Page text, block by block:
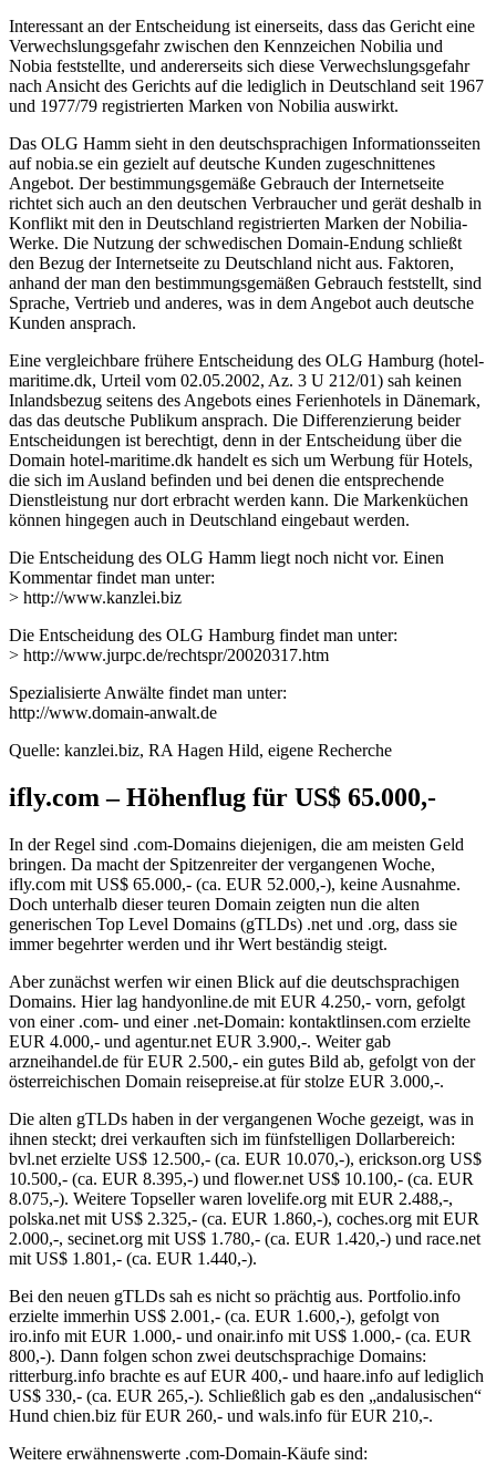
Interessant an der Entscheidung ist einerseits, dass das Gericht eine
Verwechslungsgefahr zwischen den Kennzeichen Nobilia und
Nobia feststellte, und andererseits sich diese Verwechslungsgefahr
nach Ansicht des Gerichts auf die lediglich in Deutschland seit 1967
und 1977/79 registrierten Marken von Nobilia auswirkt.
Das OLG Hamm sieht in den deutschsprachigen Informationsseiten
auf nobia.se ein gezielt auf deutsche Kunden zugeschnittenes
Angebot. Der bestimmungsgemäße Gebrauch der Internetseite
richtet sich auch an den deutschen Verbraucher und gerät deshalb in
Konflikt mit den in Deutschland registrierten Marken der Nobilia-
Werke. Die Nutzung der schwedischen Domain-Endung schließt
den Bezug der Internetseite zu Deutschland nicht aus. Faktoren,
anhand der man den bestimmungsgemäßen Gebrauch feststellt, sind
Sprache, Vertrieb und anderes, was in dem Angebot auch deutsche
Kunden ansprach.
Eine vergleichbare frühere Entscheidung des OLG Hamburg (hotel-
maritime.dk, Urteil vom 02.05.2002, Az. 3 U 212/01) sah keinen
Inlandsbezug seitens des Angebots eines Ferienhotels in Dänemark,
das das deutsche Publikum ansprach. Die Differenzierung beider
Entscheidungen ist berechtigt, denn in der Entscheidung über die
Domain hotel-maritime.dk handelt es sich um Werbung für Hotels,
die sich im Ausland befinden und bei denen die entsprechende
Dienstleistung nur dort erbracht werden kann. Die Markenküchen
können hingegen auch in Deutschland eingebaut werden.
Die Entscheidung des OLG Hamm liegt noch nicht vor. Einen
Kommentar findet man unter:
> http://www.kanzlei.biz
Die Entscheidung des OLG Hamburg findet man unter:
> http://www.jurpc.de/rechtspr/20020317.htm
Spezialisierte Anwälte findet man unter:
http://www.domain-anwalt.de
Quelle: kanzlei.biz, RA Hagen Hild, eigene Recherche
ifly.com – Höhenflug für US$ 65.000,-
In der Regel sind .com-Domains diejenigen, die am meisten Geld
bringen. Da macht der Spitzenreiter der vergangenen Woche,
ifly.com mit US$ 65.000,- (ca. EUR 52.000,-), keine Ausnahme.
Doch unterhalb dieser teuren Domain zeigten nun die alten
generischen Top Level Domains (gTLDs) .net und .org, dass sie
immer begehrter werden und ihr Wert beständig steigt.
Aber zunächst werfen wir einen Blick auf die deutschsprachigen
Domains. Hier lag handyonline.de mit EUR 4.250,- vorn, gefolgt
von einer .com- und einer .net-Domain: kontaktlinsen.com erzielte
EUR 4.000,- und agentur.net EUR 3.900,-. Weiter gab
arzneihandel.de für EUR 2.500,- ein gutes Bild ab, gefolgt von der
österreichischen Domain reisepreise.at für stolze EUR 3.000,-.
Die alten gTLDs haben in der vergangenen Woche gezeigt, was in
ihnen steckt; drei verkauften sich im fünfstelligen Dollarbereich:
bvl.net erzielte US$ 12.500,- (ca. EUR 10.070,-), erickson.org US$
10.500,- (ca. EUR 8.395,-) und flower.net US$ 10.100,- (ca. EUR
8.075,-). Weitere Topseller waren lovelife.org mit EUR 2.488,-,
polska.net mit US$ 2.325,- (ca. EUR 1.860,-), coches.org mit EUR
2.000,-, secinet.org mit US$ 1.780,- (ca. EUR 1.420,-) und race.net
mit US$ 1.801,- (ca. EUR 1.440,-).
Bei den neuen gTLDs sah es nicht so prächtig aus. Portfolio.info
erzielte immerhin US$ 2.001,- (ca. EUR 1.600,-), gefolgt von
iro.info mit EUR 1.000,- und onair.info mit US$ 1.000,- (ca. EUR
800,-). Dann folgen schon zwei deutschsprachige Domains:
ritterburg.info brachte es auf EUR 400,- und haare.info auf lediglich
US$ 330,- (ca. EUR 265,-). Schließlich gab es den „andalusischen“
Hund chien.biz für EUR 260,- und wals.info für EUR 210,-.
Weitere erwähnenswerte .com-Domain-Käufe sind: